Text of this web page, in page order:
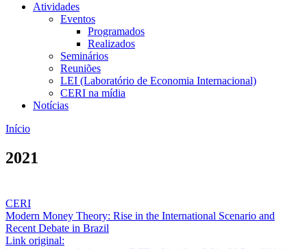
Atividades
Eventos
Programados
Realizados
Seminários
Reuniões
LEI (Laboratório de Economia Internacional)
CERI na mídia
Notícias
Início
2021
CERI
Modern Money Theory: Rise in the International Scenario and
Recent Debate in Brazil
Link original: